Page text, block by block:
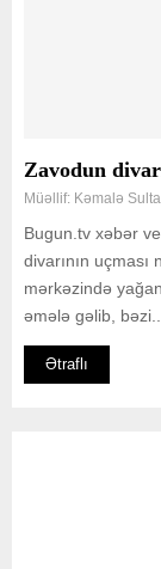
Zavodun
Müəllif: Kəmalə
Bugun.tv xəbər
divarının
mərkəzində
əmələ gəlib, bəzi...
Ətraflı